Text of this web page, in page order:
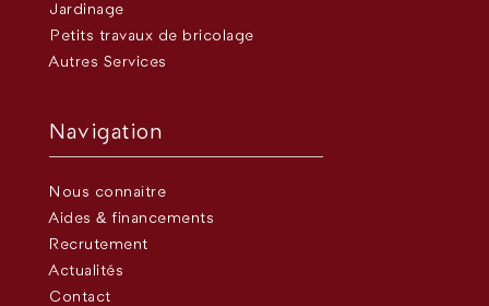
Jardinage
Petits travaux de bricolage
Autres Services
Navigation
Nous connaître
Aides & financements
Recrutement
Actualités
Contact